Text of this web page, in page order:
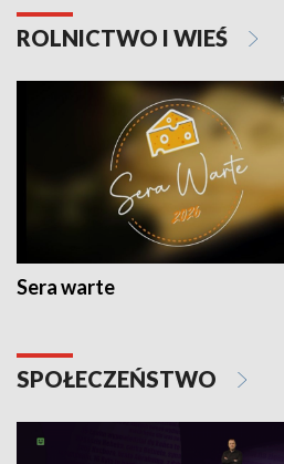
ROLNICTWO I WIEŚ
Sera warte
SPOŁECZEŃSTWO